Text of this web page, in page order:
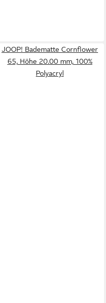
JOOP! Badematte Cornflower
65, Höhe 20.00 mm, 100%
Polyacryl